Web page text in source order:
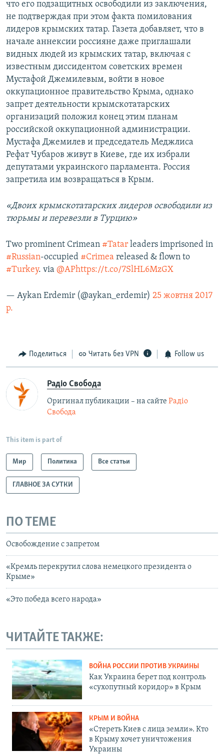
что его подзащитных освободили из заключения,
не подтверждая при этом факта помилования
лидеров крымских татар. Газета добавляет, что в
начале аннексии россияне даже приглашали
видных людей из крымских татар, включая с
известным диссидентом советских времен
Мустафой Джемилевым, войти в новое
оккупационное правительство Крыма, однако
запрет деятельности крымскотатарских
организаций положил конец этим планам
российской оккупационной администрации.
Мустафа Джемилев и председатель Меджлиса
Рефат Чубаров живут в Киеве, где их избрали
депутатами украинского парламента. Россия
запретила им возвращаться в Крым.
«Двоих крымскотатарских лидеров освободили из
тюрьмы и перевезли в Турцию»
Two prominent Crimean #Tatar leaders imprisoned in
#Russian-occupied #Crimea released & flown to
#Turkey. via @APhttps://t.co/7SlHL6MzGX
— Aykan Erdemir (@aykan_erdemir) 25 жовтня 2017
р.
Поделиться Читать без VPN Follow us
Радіо Свобода
Оригинал публикации – на сайте Радіо
Свобода
This item is part of
Мир Политика Все статьи
ГЛАВНОЕ ЗА СУТКИ
ПО ТЕМЕ
Освобождение с запретом
«Кремль перекрутил слова немецкого президента о
Крыме»
«Это победа всего народа»
ЧИТАЙТЕ ТАКЖЕ:
ВОЙНА РОССИИ ПРОТИВ УКРАИНЫ
Как Украина берет под контроль
«сухопутный коридор» в Крым
КРЫМ И ВОЙНА
«Стереть Киев с лица земли». Кто
в Крыму хочет уничтожения
Украины